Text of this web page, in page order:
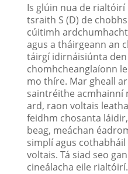
Is glúin nua de
tsraith S (D) de
cúitimh
agus a tháirgeann an
táirgí idirnáisiúnta den
chomhcheanglaíonn
mo thíre. Mar gheall
saintréithe acmhainní
ard, raon voltais
feidhm chosanta
beag, meáchan
simplí agus
voltais. Tá siad seo
cineálacha eile rialtóirí.